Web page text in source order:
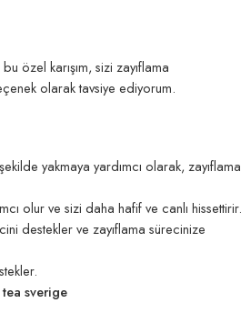
özel karışım, sizi zayıflama
olarak tavsiye ediyorum.
yakmaya yardımcı olarak, zayıflama
olur ve sizi daha hafif ve canlı hissettirir.
destekler ve zayıflama sürecinize
sverige